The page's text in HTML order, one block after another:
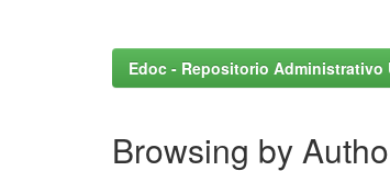
Edoc - Repositorio Administrativo
Browsing by